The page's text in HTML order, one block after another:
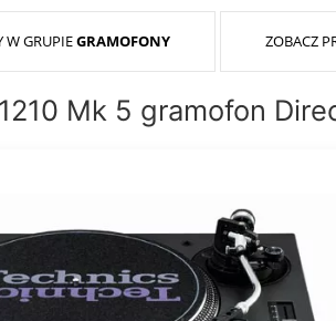
W GRUPIEGRAMOFONY ZOBACZ
Mk 5 gramofon